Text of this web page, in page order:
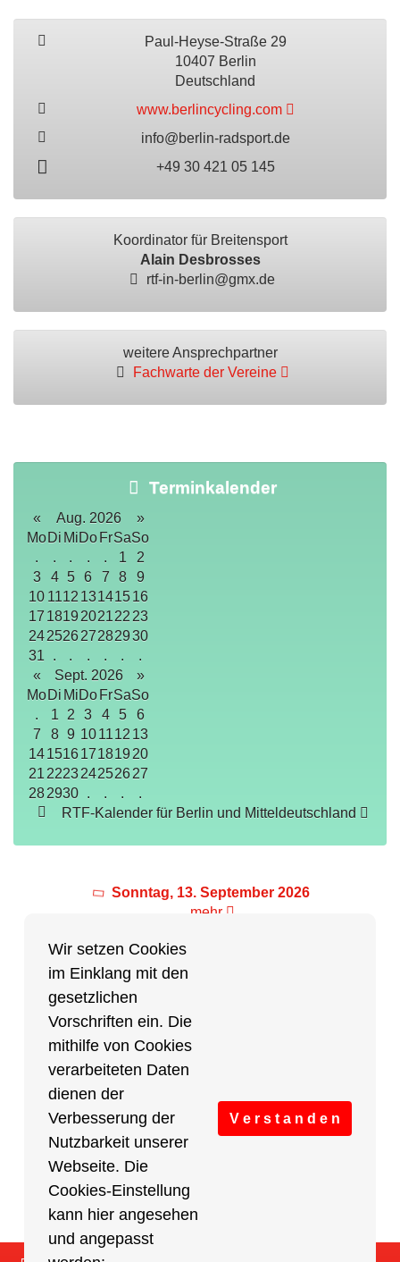
Wir setzen Cookies
im Einklang mit den
gesetzlichen
Vorschriften ein. Die
mithilfe von Cookies
verarbeiteten Daten
dienen der
Verbesserung der
Nutzbarkeit unserer
Webseite. Die
Cookies-Einstellung
kann hier angesehen
und angepasst
V e r s t a n d e n
Paul-Heyse-Straße 29
10407 Berlin
Deutschland
www.berlincycling.com
info@berlin-radsport.de
+49 30 421 05 145
Koordinator für Breitensport
Alain Desbrosses
rtf-in-berlin@gmx.de
weitere Ansprechpartner
Fachwarte der Vereine
Terminkalender
« Aug. 2026
»
MoDi MiDo FrSaSo
.
. . . . 1
2
3
4 5 6 7 8
9
10 1112 13141516
17 1819 202122 23
24252627282930
31
. . . . .
.
«
Sept. 2026
»
MoDi MiDo FrSaSo
.
1 2 3 4 5
6
7
8 9 10 1112 13
141516171819 20
21 222324252627
282930 . . .
.
RTF-Kalender für Berlin und Mitteldeutschland
Sonntag, 13. September 2026
mehr
Partner des Breitensports